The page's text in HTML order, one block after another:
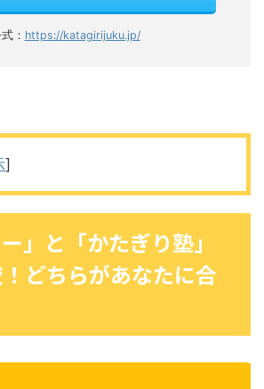
： https://katagirijuku.jp/
]
」と「かたぎり塾」
どちらがあなたに合